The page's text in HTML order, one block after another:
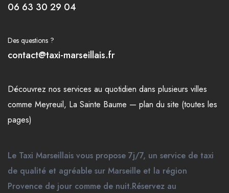
06 63 30 29 04
Des questions ?
contact@taxi-marseillais.fr
Découvrez nos services au quotidien dans plusieurs villes
comme Meyreuil, La Sainte Baume — plan du site (toutes les
pages)
Le Taxi Marseillais vous propose 7j/7, un service de taxi
de qualité et agréable sur Marseille et la région
Provence de jour comme de nuit.Réservez au